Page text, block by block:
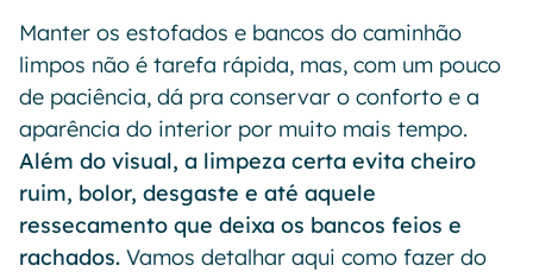
Manter os estofados e bancos do caminhão
limpos não é tarefa rápida, mas, com um pouco
de paciência, dá pra conservar o conforto e a
aparência do interior por muito mais tempo.
Além do visual, a limpeza certa evita cheiro
ruim, bolor, desgaste e até aquele
ressecamento que deixa os bancos feios e
rachados. Vamos detalhar aqui como fazer do